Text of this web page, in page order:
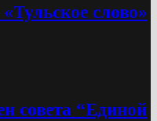
слово»
совета “Единой